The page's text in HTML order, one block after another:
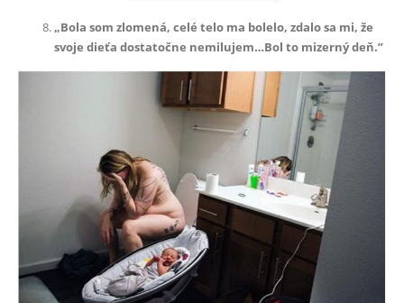
„Bola som zlomená, celé telo ma bolelo, zdalo sa mi, že
svoje dieťa dostatočne nemilujem…Bol to mizerný deň.”